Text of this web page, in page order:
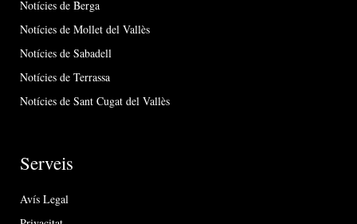
Notícies de Berga
Notícies de Mollet del Vallès
Notícies de Sabadell
Notícies de Terrassa
Notícies de Sant Cugat del Vallès
Serveis
Avís Legal